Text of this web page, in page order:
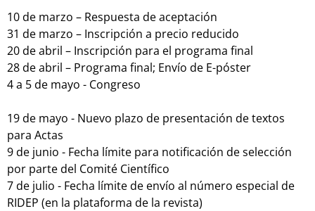
10 de marzo – Respuesta de aceptación
31 de marzo – Inscripción a precio reducido
20 de abril – Inscripción para el programa final
28 de abril – Programa final; Envío de E-póster
4 a 5 de mayo - Congreso
19 de mayo - Nuevo plazo de presentación de textos
para Actas
9 de junio - Fecha límite para notificación de selección
por parte del Comité Científico
7 de julio - Fecha límite de envío al número especial de
RIDEP (en la plataforma de la revista)